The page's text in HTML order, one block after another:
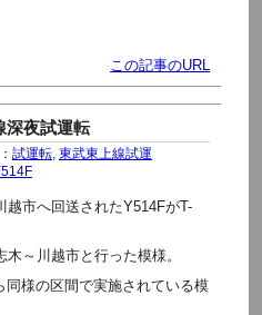
この記事のURL
深夜試運転
試運転, 東武東上線試運
市へ回送されたY514FがT-
～川越市と行った模様。
同様の区間で実施されている模